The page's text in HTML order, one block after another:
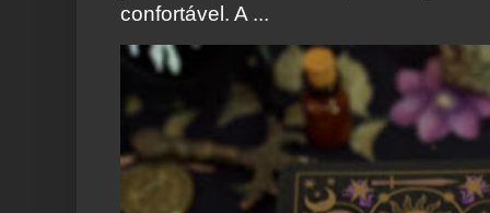
confortável. A ...